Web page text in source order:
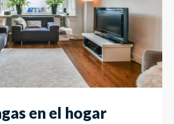
en el hogar